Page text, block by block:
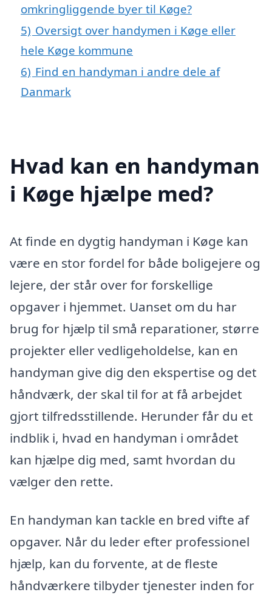
omkringliggende byer til Køge?
5) Oversigt over handymen i Køge eller
hele Køge kommune
6) Find en handyman i andre dele af
Danmark
Hvad kan en handyman
i Køge hjælpe med?
At finde en dygtig handyman i Køge kan
være en stor fordel for både boligejere og
lejere, der står over for forskellige
opgaver i hjemmet. Uanset om du har
brug for hjælp til små reparationer, større
projekter eller vedligeholdelse, kan en
handyman give dig den ekspertise og det
håndværk, der skal til for at få arbejdet
gjort tilfredsstillende. Herunder får du et
indblik i, hvad en handyman i området
kan hjælpe dig med, samt hvordan du
vælger den rette.
En handyman kan tackle en bred vifte af
opgaver. Når du leder efter professionel
hjælp, kan du forvente, at de fleste
håndværkere tilbyder tjenester inden for